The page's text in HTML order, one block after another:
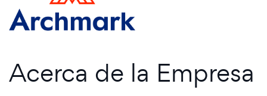
Acerca de la Empresa